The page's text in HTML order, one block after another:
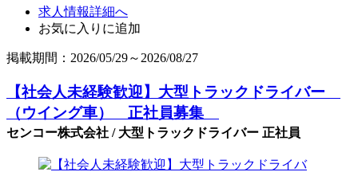
求人情報詳細へ
お気に入りに追加
掲載期間：2026/05/29～2026/08/27
【社会人未経験歓迎】大型トラックドライバー
（ウイング車） 正社員募集
センコー株式会社 / 大型トラックドライバー 正社員